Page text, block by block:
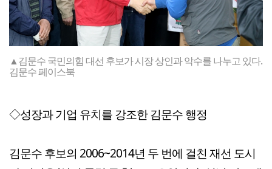
▲김문수 국민의힘 대선 후보가 시장 상인과 악수를 나누고 있다.
김문수 페이스북
◇성장과 기업 유치를 강조한 김문수 행정
김문수 후보의 2006~2014년 두 번에 걸친 재선 도시